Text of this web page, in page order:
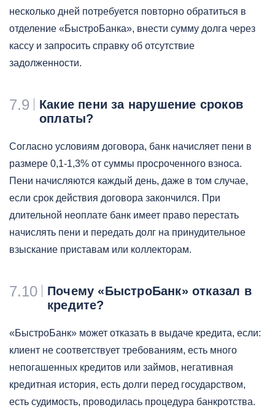
несколько дней потребуется повторно обратиться в
отделение «БыстроБанка», внести сумму долга через
кассу и запросить справку об отсутствие
задолженности.
7.9
Какие пени за нарушение сроков
оплаты?
Согласно условиям договора, банк начисляет пени в
размере 0,1-1,3% от суммы просроченного взноса.
Пени начисляются каждый день, даже в том случае,
если срок действия договора закончился. При
длительной неоплате банк имеет право перестать
начислять пени и передать долг на принудительное
взыскание приставам или коллекторам.
7.10
Почему «БыстроБанк» отказал в
кредите?
«БыстроБанк» может отказать в выдаче кредита, если:
клиент не соответствует требованиям, есть много
непогашенных кредитов или займов, негативная
кредитная история, есть долги перед государством,
есть судимость, проводилась процедура банкротства.